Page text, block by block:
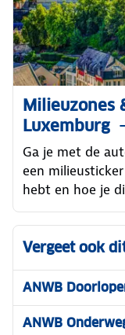
Milieuzones
Luxemburg
Ga je met de
een
hebt en hoe je
Vergeet ook
ANWB
ANWB